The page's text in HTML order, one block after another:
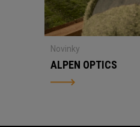
Novinky
ALPEN OPTICS